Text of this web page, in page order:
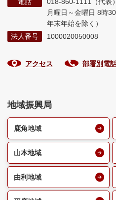
月曜日～金曜日 8時
年末年始を除く）
法人番号
1000020050008
アクセス 部署別電
地域振興局
鹿角地域
山本地域
由利地域